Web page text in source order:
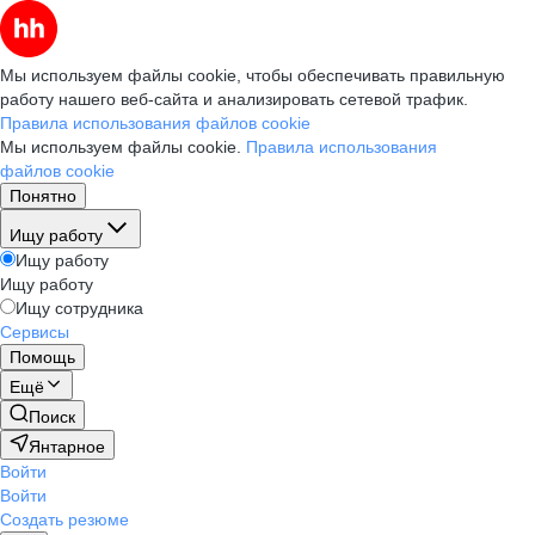
Мы используем файлы cookie, чтобы обеспечивать правильную
работу нашего веб-сайта и анализировать сетевой трафик.
Правила использования файлов cookie
Мы используем файлы cookie. Правила использования
файлов cookie
Понятно
Ищу работу
Ищу работу
Ищу работу
Ищу сотрудника
Сервисы
Помощь
Ещё
Поиск
Янтарное
Войти
Войти
Создать резюме